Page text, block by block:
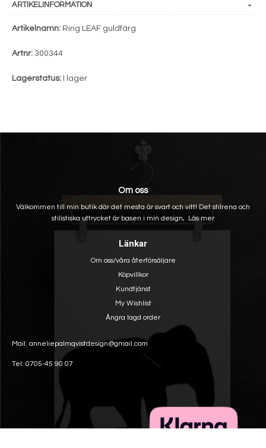
ARTIKELINFORMATION
Artikelnamn: Ring LEAF guldfärg
Artnr: 300344
Lagerstatus: I lager
Om oss
Välkommen till min butik där det mesta är svart och vitt! Det stilrena och
stilistiska uttrycket är basen i min design, Läs mer
Länkar
Om oss/våra återförsäljare
Köpvillkor
Kundtjänst
My Wishlist
Ångra lagd order
Mail: anneliepalmqvistdesign@gmail.com
Tel: 0705-45 90 07